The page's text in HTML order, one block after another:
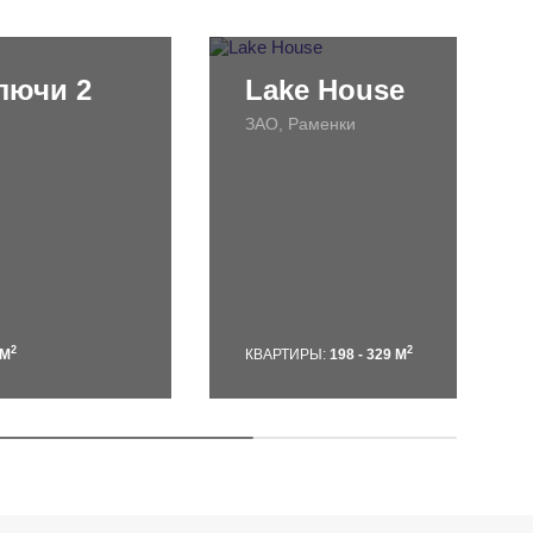
2
2
Lake House
ЗАО, Раменки
КВАРТИРЫ: 198 - 329 М 2